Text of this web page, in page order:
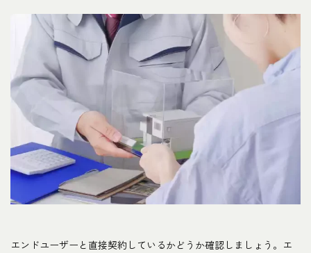
エンドユーザーと直接契約しているかどうか確認しましょう。エ